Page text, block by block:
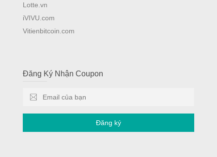
Lotte.vn
iVIVU.com
Vitienbitcoin.com
Đăng Ký Nhận Coupon
Đăng ký